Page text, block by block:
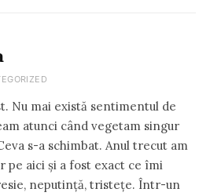
Nu mai există sentimentul de
atunci când vegetam singur
s-a schimbat. Anul trecut am
pe aici și a fost exact ce îmi
neputință, tristețe. Într-un